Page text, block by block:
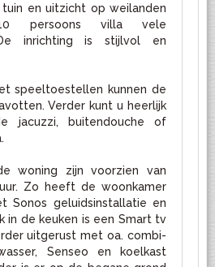
en uitzicht op weilanden
persoons villa vele
inrichting is stijlvol en
speeltoestellen kunnen de
Verder kunt u heerlijk
jacuzzi, buitendouche of
woning zijn voorzien van
Zo heeft de woonkamer
Sonos geluidsinstallatie en
in de keuken is een Smart tv
uitgerust met oa. combi-
Senseo en koelkast